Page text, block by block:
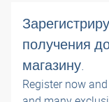
получения
магазину.
Register now